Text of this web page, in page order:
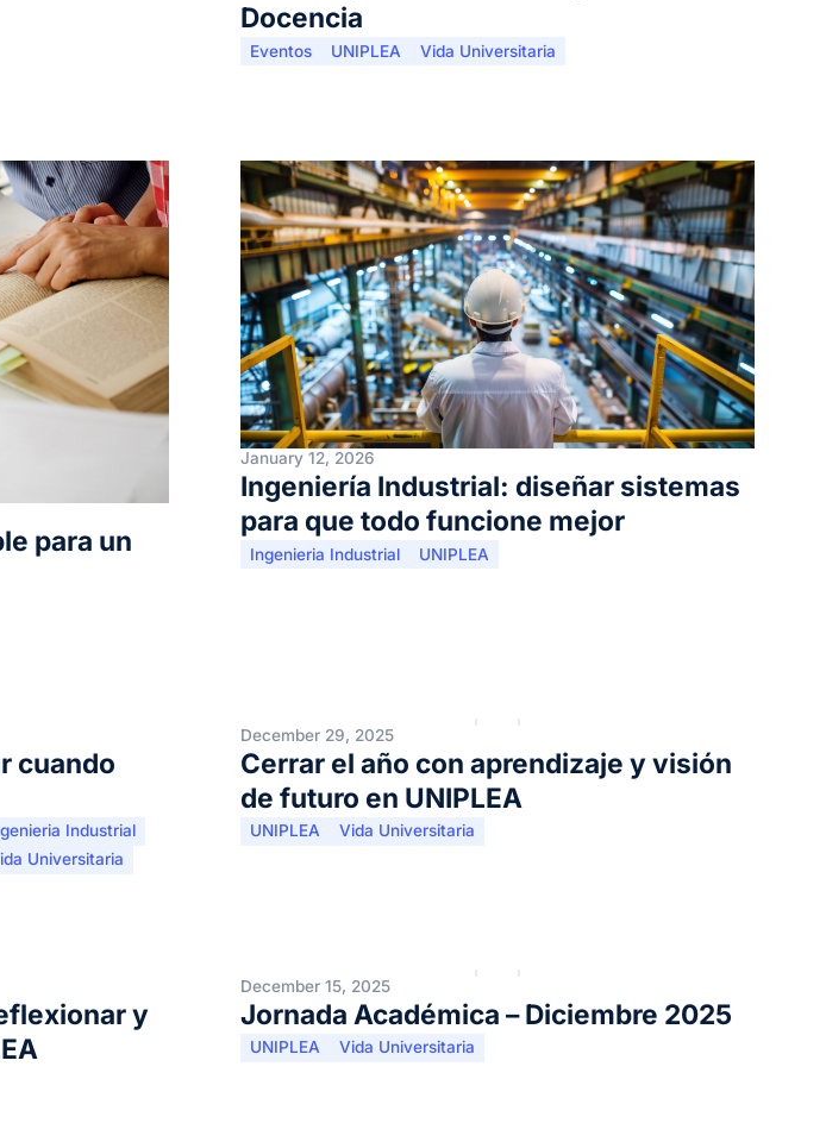
Docencia
Eventos UNIPLEA Vida Universitaria
para un
January 12, 2026
Ingeniería Industrial: diseñar sistemas
para que todo funcione mejor
Ingenieria Industrial UNIPLEA
cuando
Industrial
Universitaria
December 29, 2025
Cerrar el año con aprendizaje y visión
de futuro en UNIPLEA
UNIPLEA Vida Universitaria
y
December 15, 2025
Jornada Académica – Diciembre 2025
UNIPLEA Vida Universitaria